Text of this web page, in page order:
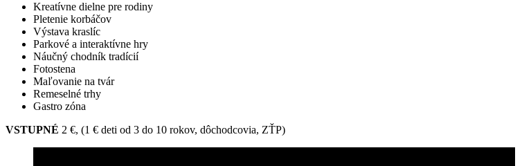
Kreatívne dielne pre rodiny
Pletenie korbáčov
Výstava kraslíc
Parkové a interaktívne hry
Náučný chodník tradícií
Fotostena
Maľovanie na tvár
Remeselné trhy
Gastro zóna
VSTUPNÉ 2 €, (1 € deti od 3 do 10 rokov, dôchodcovia, ZŤP)